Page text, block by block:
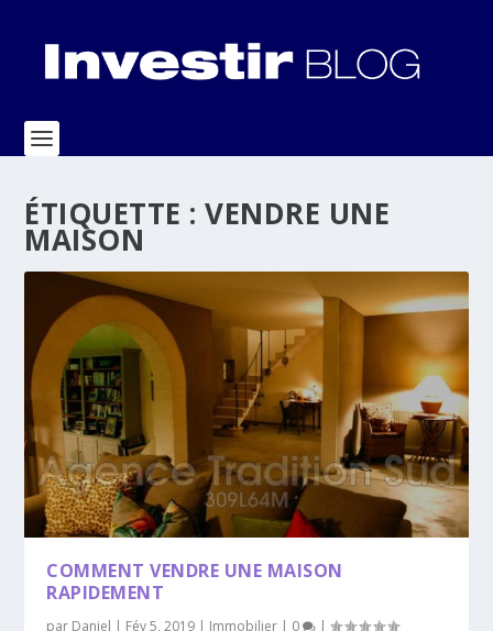
ÉTIQUETTE :VENDRE UNE
MAISON
COMMENT VENDRE UNE MAISON
RAPIDEMENT
par Daniel | Fév 5, 2019 | Immobilier | 0 |